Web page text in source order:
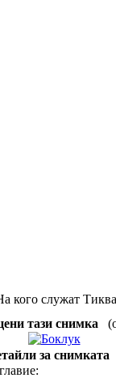
кого служат
тази снимка
за снимката